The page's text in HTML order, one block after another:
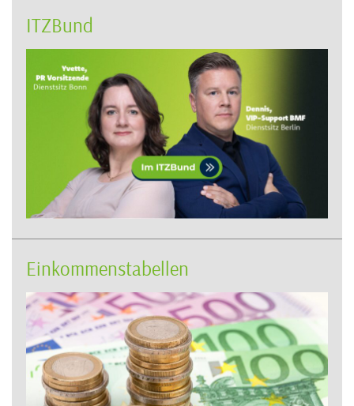
ITZBund
Einkommenstabellen